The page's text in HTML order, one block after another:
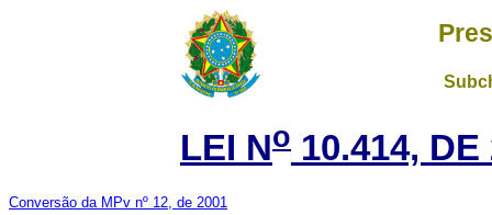
LEI No 10.414,
Conversão da MPv nº 12, de 2001